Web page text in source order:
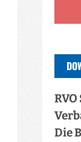
Die